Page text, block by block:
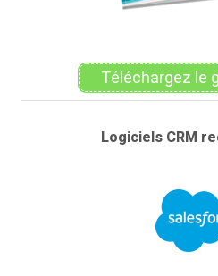
Téléchargez le
Logiciels CRM